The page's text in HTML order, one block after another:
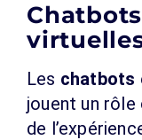
Les chatbots
jouent un rôle
de